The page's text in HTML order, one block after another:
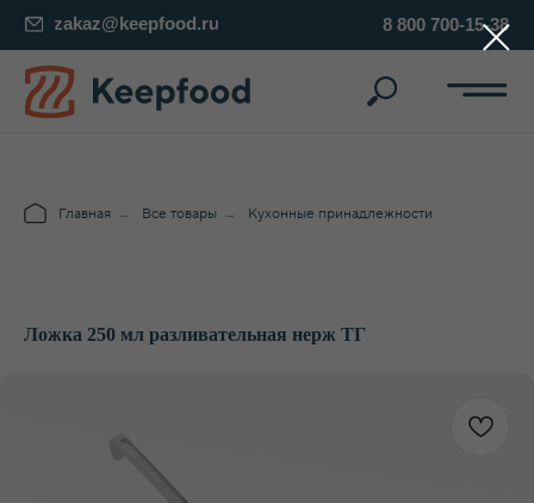
zakaz@keepfood.ru
Главная → Все товары → Кухонные принадлежности
Ложка 250 мл разливательная нерж ТГ